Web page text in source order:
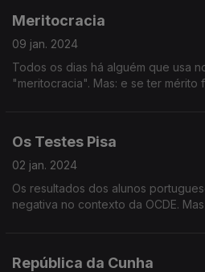
Meritocracia
09 jan. 2024
Todos os dias há alguém que usa
"meritocracia". Mas: e se ter mérito
Os Testes Pisa
02 jan. 2024
Os resultados dos alunos
negativa no contexto da OCDE.
República da Cunha